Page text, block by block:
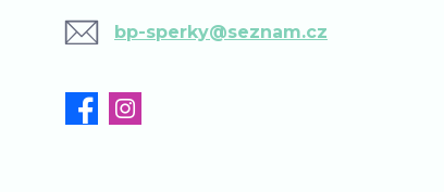
bp-sperky@seznam.cz